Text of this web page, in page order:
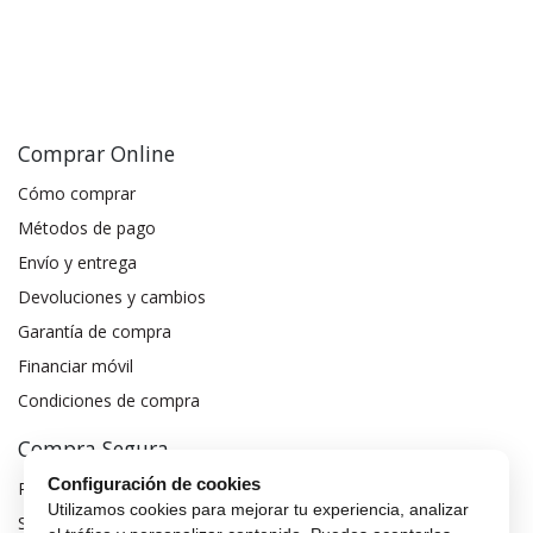
Comprar Online
Cómo comprar
Métodos de pago
Envío y entrega
Devoluciones y cambios
Garantía de compra
Financiar móvil
Condiciones de compra
Compra Segura
Preguntas frecuentes
Seguros para móviles
Configuración de cookies
Utilizamos cookies para mejorar tu experiencia, analizar